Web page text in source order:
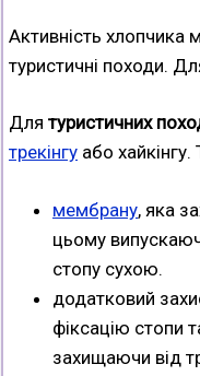
Активність хлопчика
туристичні походи.
Для туристичних
трекінгу або
мембрану, яка
цьому
стопу сухою.
додатковий
фіксацію стопи
захищаючи від